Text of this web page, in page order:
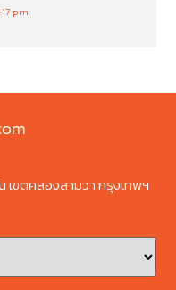
pm
ขตคลองสามวา กรุงเทพฯ